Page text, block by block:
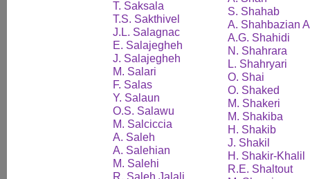
T. Saksala
T.S. Sakthivel
J.L. Salagnac
E. Salajegheh
J. Salajegheh
M. Salari
F. Salas
Y. Salaun
O.S. Salawu
M. Salciccia
A. Saleh
A. Salehian
M. Salehi
R. Saleh Jalali
S. Shahab
A. Shahbazian
A.G. Shahidi
N. Shahrara
L. Shahryari
O. Shai
O. Shaked
M. Shakeri
M. Shakiba
H. Shakib
J. Shakil
H. Shakir-Khalil
R.E. Shaltout